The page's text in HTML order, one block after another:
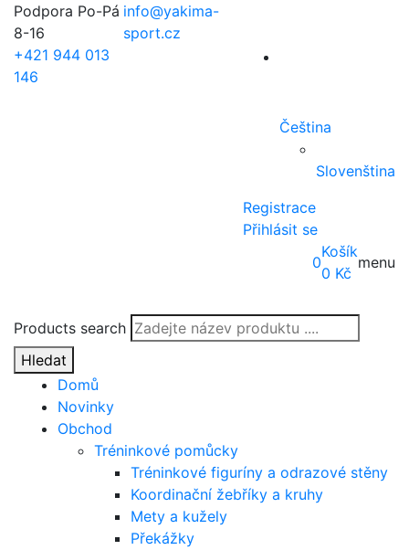
Podpora Po-Pá
8-16
+421 944 013
146
info@yakima-
sport.cz
Čeština
Slovenština
Registrace
Přihlásit se
Products search
Hledat
0
Košík
0 Kč
menu
Domů
Novinky
Obchod
Tréninkové pomůcky
Tréninkové figuríny a odrazové stěny
Koordinační žebříky a kruhy
Mety a kužely
Překážky